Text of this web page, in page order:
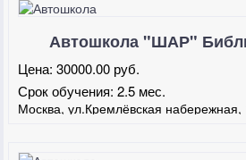
Автошкола "ШАР"
Цена:30000.00 руб.
Срок обучения:2.5 мес.
Москва, ул.Кремлёвская набережная,